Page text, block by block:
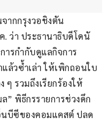
ากกรุงวอชิงตัน
. ว่า ประธานาธิบดีโดนั
รกำกับดูแลกิจการ
ล้วซ้ำเล่า ให้เพิกถอนใบ
รวมถึงเรียกร้องให้
” พิธีกรรายการช่วงดึก
นบีซีของคอมแคสต์ ปลด